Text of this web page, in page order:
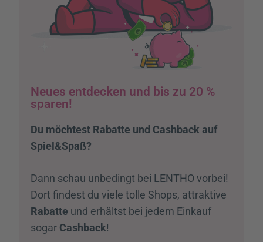
Neues entdecken und bis zu 20 %
sparen!
Du möchtest Rabatte und Cashback auf
Spiel&Spaß?
Dann schau unbedingt bei LENTHO vorbei!
Dort findest du viele tolle Shops, attraktive
Rabatte und erhältst bei jedem Einkauf
sogar Cashback!